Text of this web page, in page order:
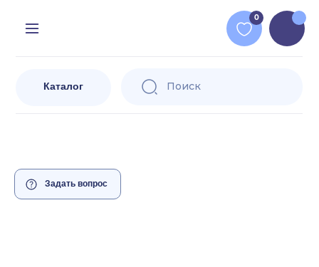
0
Каталог Поиск
Задать вопрос